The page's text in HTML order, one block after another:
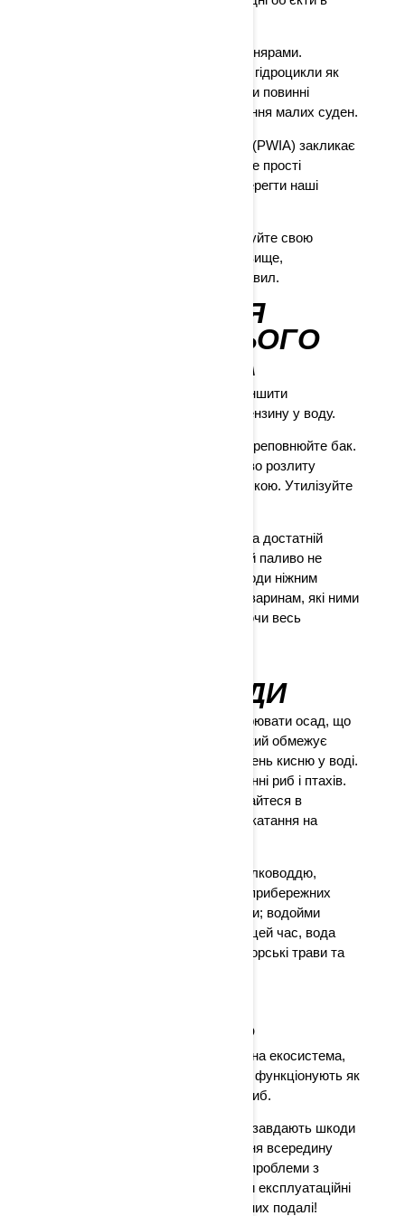
Водії гідроциклів вважаються човнярами.
Берегова охорона США визначає гідроцикли як
човни зі вставним двигуном, і вони повинні
відповідати всім правилам плавання малих суден.
Асоціація виробників гідроциклів (PWIA) закликає
вас взяти до уваги наведені нижче прості
рекомендації, які допоможуть зберегти наші
Будьте обережні та продемонструйте свою
турботу про навколишнє середовище,
дотримуючись цих загальних правил.
ЗАБРУДНЕННЯ
НАВКОЛИШНЬОГО
СЕРЕДОВИЩА
Заправляйтеся на суші, щоб зменшити
ймовірність пролиття оливи чи бензину у воду.
Наповнюйте бак обережно. Не переповнюйте бак.
У разі пролиття, зберіть випадково розлиту
технічну рідину абсорбуючою губкою. Утилізуйте
Перевіряйте і мийте свій двигун на достатній
відстані від берегової лінії. Вода й паливо не
змішуються і можуть завдати шкоди ніжним
мікроорганізмам у воді, а також тваринам, які ними
харчуються, потенційно порушуючи весь
МУТНІСТЬ ВОДИ
На мілководді човни можуть збурювати осад, що
накопичується на дні водойми, який обмежує
проникнення світла та знижує рівень кисню у воді.
Це може позначитися на харчуванні риб і птахів.
Щоб уникнути такого ефекту, катайтеся в
основних фарватерах і уникайте катання на
Якщо вам необхідно пройти по мілководдю,
рухайтеся на холостому ходу. У прибережних
зонах звертайте увагу на відпливи; водойми
можуть бути значно мілкішими в цей час, вода
відступає від берега, оголяючи морські трави та
РОСЛИННІСТЬ
Морська рослинність – це підводна екосистема,
утворена морськими травами, які функціонують як
розплідники для багатьох видів риб.
Водорості, трави та інші рослини завдають шкоди
вашому гідроциклу. Їх потрапляння всередину
корпусу судна може спричинити проблеми з
двигуном або насосом і погіршити експлуатаційні
характеристики. Тримайтеся від них подалі!